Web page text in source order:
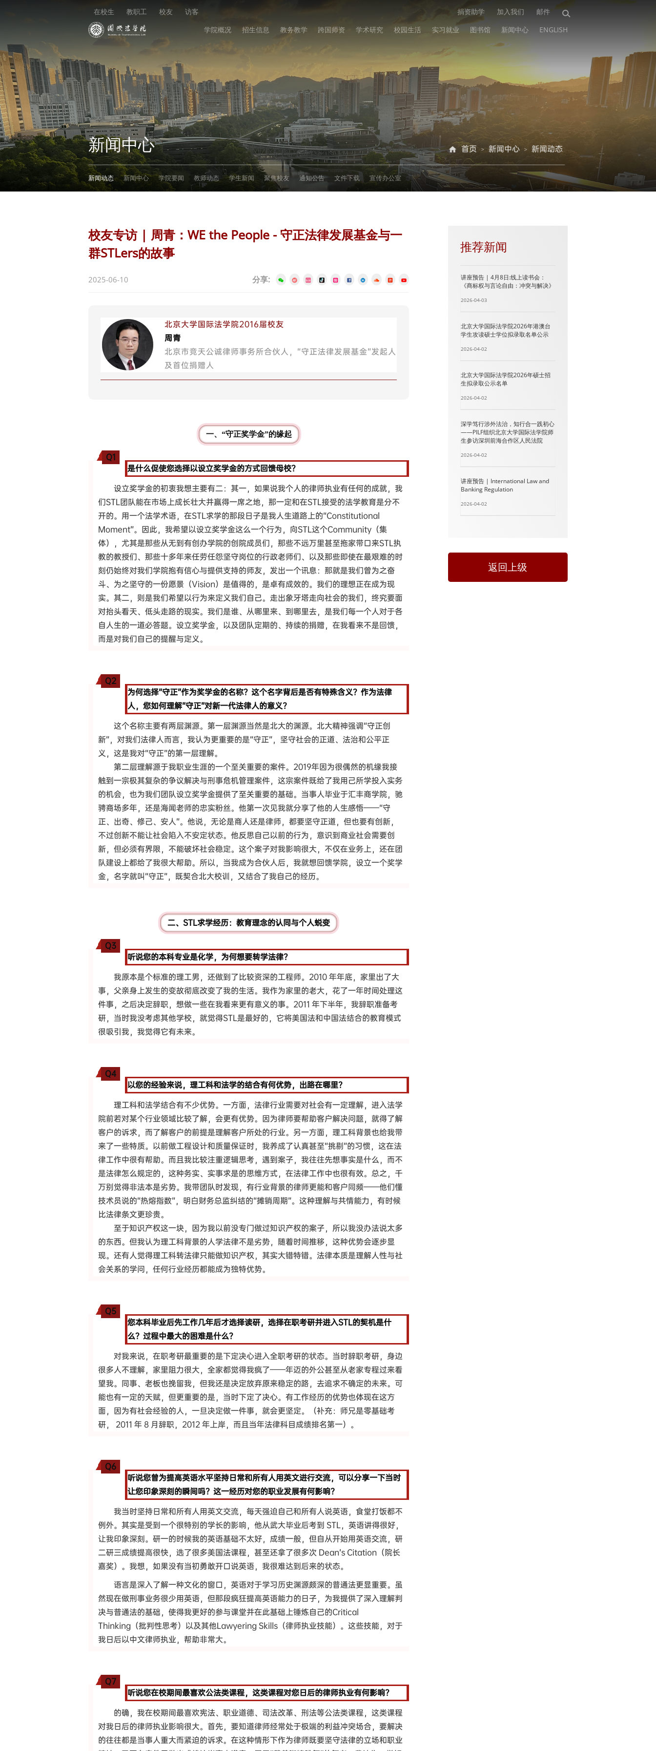
在校生 教职工 校友 访客 捐资助学 加入我们
邮件
学院概况
招生信息 教务教学 跨国师资 学术研究 校园生活 实习就业 图书馆 新闻中心 ENGLISH
新闻中心 首页 > 新闻中心 > 新闻动态
新闻动态 新闻中心 学院要闻 教师动态 学生新闻 聚焦校友 通知公告 文件下载 宣传办公室
校友专访 | 周青：WE the People - 守正法律发展基金与一
群STLers的故事
2025-06-10 分享:
北京大学国际法学院2016届校友
周青
北京市竞天公诚律师事务所合伙人，“守正法律发展基金”发起人
及首位捐赠人
一、“守正奖学金”的缘起
Q1
是什么促使您选择以设立奖学金的方式回馈母校？
设立奖学金的初衷我想主要有二：其一，如果说我个人的律师执业有任何的成就，我
们STL团队能在市场上成长壮大并赢得一席之地，那一定和在STL接受的法学教育是分不
开的。用一个法学术语，在STL求学的那段日子是我人生道路上的“Constitutional
Moment”。因此，我希望以设立奖学金这么一个行为，向STL这个Community（集
体），尤其是那些从无到有创办学院的创院成员们，那些不远万里甚至拖家带口来STL执
教的教授们、那些十多年来任劳任怨坚守岗位的行政老师们、以及那些即使在最艰难的时
刻仍始终对我们学院抱有信心与提供支持的师友，发出一个讯息：那就是我们曾为之奋
斗、为之坚守的一份愿景（Vision）是值得的，是卓有成效的。我们的理想正在成为现
实。其二，则是我们希望以行为来定义我们自己。走出象牙塔走向社会的我们，终究要面
对抬头看天、低头走路的现实。我们是谁、从哪里来、到哪里去，是我们每一个人对于各
自人生的一道必答题。设立奖学金，以及团队定期的、持续的捐赠，在我看来不是回馈，
而是对我们自己的提醒与定义。
Q2
为何选择“守正”作为奖学金的名称？这个名字背后是否有特殊含义？作为法律
人，您如何理解“守正”对新一代法律人的意义?
这个名称主要有两层渊源。第一层渊源当然是北大的渊源。北大精神强调“守正创
新”，对我们法律人而言，我认为更重要的是“守正”，坚守社会的正道、法治和公平正
义，这是我对“守正”的第一层理解。
第二层理解源于我职业生涯的一个至关重要的案件。2019年因为很偶然的机缘我接
触到一宗极其复杂的争议解决与刑事危机管理案件，这宗案件既给了我用己所学投入实务
的机会，也为我们团队设立奖学金提供了至关重要的基础。当事人毕业于汇丰商学院，驰
骋商场多年，还是海闻老师的忠实粉丝。他第一次见我就分享了他的人生感悟——“守
正、出奇、修己、安人”。他说，无论是商人还是律师，都要坚守正道，但也要有创新，
不过创新不能让社会陷入不安定状态。他反思自己以前的行为，意识到商业社会需要创
新，但必须有界限，不能破坏社会稳定。这个案子对我影响很大，不仅在业务上，还在团
队建设上都给了我很大帮助。所以，当我成为合伙人后，我就想回馈学院，设立一个奖学
金，名字就叫“守正”，既契合北大校训，又结合了我自己的经历。
二、STL求学经历：教育理念的认同与个人蜕变
Q3
听说您的本科专业是化学，为何想要转学法律？
我原本是个标准的理工男，还做到了比较资深的工程师。2010 年年底，家里出了大
事，父亲身上发生的变故彻底改变了我的生活。我作为家里的老大，花了一年时间处理这
件事，之后决定辞职，想做一些在我看来更有意义的事。2011 年下半年，我辞职准备考
研，当时我没考虑其他学校，就觉得STL是最好的，它将美国法和中国法结合的教育模式
很吸引我，我觉得它有未来。
Q4
以您的经验来说，理工科和法学的结合有何优势，出路在哪里？
理工科和法学结合有不少优势。一方面，法律行业需要对社会有一定理解，进入法学
院前若对某个行业领域比较了解，会更有优势。因为律师要帮助客户解决问题，就得了解
客户的诉求，而了解客户的前提是理解客户所处的行业。另一方面，理工科背景也给我带
来了一些特质。以前做工程设计和质量保证时，我养成了认真甚至“挑剔”的习惯，这在法
律工作中很有帮助。而且我比较注重逻辑思考，遇到案子，我往往先想事实是什么，而不
是法律怎么规定的，这种务实、实事求是的思维方式，在法律工作中也很有效。总之，千
万别觉得非法本是劣势。我带团队时发现，有行业背景的律师更能和客户同频——他们懂
技术员说的“热熔指数”，明白财务总监纠结的“摊销周期”。这种理解与共情能力，有时候
比法律条文更珍贵。
至于知识产权这一块，因为我以前没专门做过知识产权的案子，所以我没办法说太多
的东西。但我认为理工科背景的人学法律不是劣势，随着时间推移，这种优势会逐步显
现。还有人觉得理工科转法律只能做知识产权，其实大错特错。法律本质是理解人性与社
会关系的学问，任何行业经历都能成为独特优势。
Q5
您本科毕业后先工作几年后才选择读研，选择在职考研并进入STL的契机是什
么？过程中最大的困难是什么？
对我来说，在职考研最重要的是下定决心进入全职考研的状态。当时辞职考研，身边
很多人不理解，家里阻力很大，全家都觉得我疯了——年迈的外公甚至从老家专程过来看
望我。同事、老板也挽留我，但我还是决定放弃原来稳定的路，去追求不确定的未来。可
能也有一定的天赋，但更重要的是，当时下定了决心。有工作经历的优势也体现在这方
面，因为有社会经验的人，一旦决定做一件事，就会更坚定。（补充：师兄是零基础考
研， 2011 年 8 月辞职，2012 年上岸，而且当年法律科目成绩排名第一）。
Q6
听说您曾为提高英语水平坚持日常和所有人用英文进行交流，可以分享一下当时
让您印象深刻的瞬间吗？这一经历对您的职业发展有何影响?
我当时坚持日常和所有人用英文交流，每天强迫自己和所有人说英语，食堂打饭都不
例外。其实是受到一个很特别的学长的影响，他从武大毕业后考到 STL，英语讲得很好，
让我印象深刻。研一的时候我的英语基础不太好，成绩一般，但自从开始用英语交流，研
二研三成绩提高很快，选了很多美国法课程，甚至还拿了很多次 Dean’s Citation（院长
嘉奖）。我想，如果没有当初勇敢开口说英语，我很难达到后来的状态。
语言是深入了解一种文化的窗口，英语对于学习历史渊源颇深的普通法更显重要。虽
然现在做刑事业务很少用英语，但那段疯狂提高英语能力的日子，为我提供了深入理解判
决与普通法的基础，使得我更好的参与课堂并在此基础上锤炼自己的Critical
Thinking（批判性思考）以及其他Lawyering Skills（律师执业技能）。这些技能，对于
我日后以中文律师执业，帮助非常大。
Q7
听说您在校期间最喜欢公法类课程，这类课程对您日后的律师执业有何影响？
的确，我在校期间最喜欢宪法、职业道德、司法改革、刑法等公法类课程，这类课程
对我日后的律师执业影响很大。首先，要知道律师经常处于极端的利益冲突场合，要解决
的往往都是当事人重大而紧迫的诉求。在这种情形下作为律师既要坚守法律的立场和职业
推荐新闻
讲座预告 | 4月8日:线上读书会：
《商标权与言论自由：冲突与解决》
2026-04-03
北京大学国际法学院2026年港澳台
学生攻读硕士学位拟录取名单公示
2026-04-02
北京大学国际法学院2026年硕士招
生拟录取公示名单
2026-04-02
深学笃行涉外法治，知行合一践初心
——PILF组织北京大学国际法学院师
生参访深圳前海合作区人民法院
2026-04-02
讲座预告 | International Law and
Banking Regulation
2026-04-02
返回上级